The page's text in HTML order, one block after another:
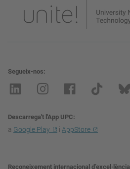
Segueix-nos
Descarrega't l'App UPC
a Google Play i AppStore
Reconeixement internacional d’excel·lència